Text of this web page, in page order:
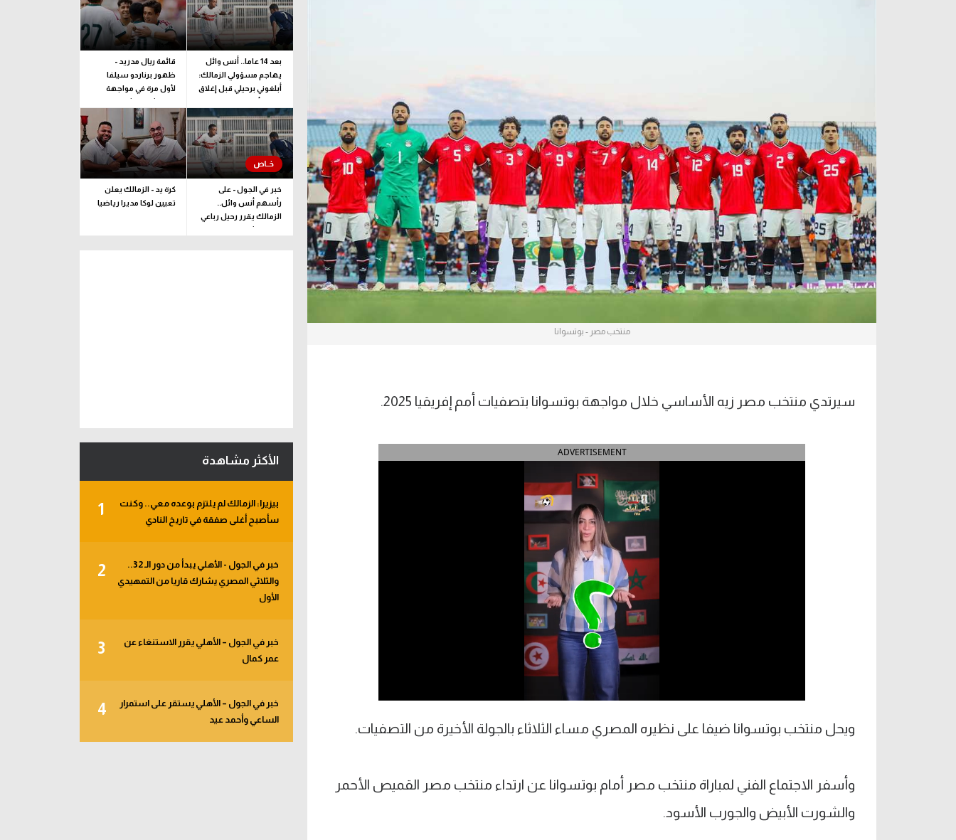
كل البطولات
رياضات أخرى
منتخب مصر - بوتسوانا
سيرتدي منتخب مصر زيه الأساسي خلال مواجهة بوتسوانا بتصفيات أمم إفريقيا 2025.
ADVERTISEMENT
ويحل منتخب بوتسوانا ضيفا على نظيره المصري مساء الثلاثاء بالجولة الأخيرة من التصفيات.
وأسفر الاجتماع الفني لمباراة منتخب مصر أمام بوتسوانا عن ارتداء منتخب مصر القميص الأحمر
والشورت الأبيض والجورب الأسود.
بعد 14 عاما.. أنس وائل
يهاجم مسؤولي الزمالك:
أبلغوني برحيلي قبل إغلاق
القيد بأيام
قائمة ريال مدريد -
ظهور برناردو سيلفا
لأول مرة في مواجهة
فرينتشفاروشي
خبر في الجول - على
رأسهم أنس وائل..
الزمالك يقرر رحيل رباعي
فريق الشباب
كرة يد - الزمالك يعلن
تعيين لوكا مديرا رياضيا
الأكثر مشاهدة
1
بيزيرا: الزمالك لم يلتزم بوعده معي.. وكنت
سأصبح أغلى صفقة في تاريخ النادي
2
خبر في الجول - الأهلي يبدأ من دور الـ 32..
والثلاثي المصري يشارك قاريا من التمهيدي
الأول
3
خبر في الجول – الأهلي يقرر الاستنغاء عن
عمر كمال
4
خبر في الجول – الأهلي يستقر على استمرار
الساعي وأحمد عيد